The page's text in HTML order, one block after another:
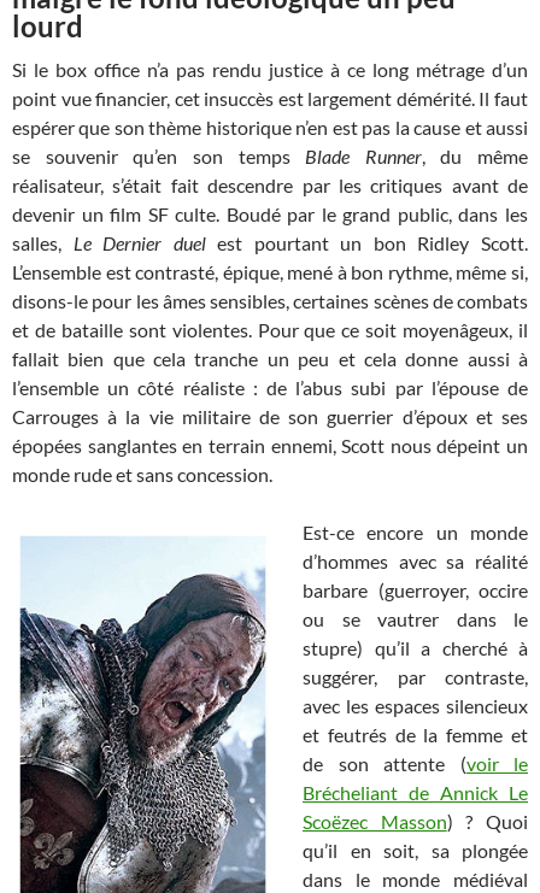
lourd
Si le box office n’a pas rendu justice à ce long métrage d’un
point vue financier, cet insuccès est largement démérité. Il faut
espérer que son thème historique n’en est pas la cause et aussi
se souvenir qu’en son temps Blade Runner, du même
réalisateur, s’était fait descendre par les critiques avant de
devenir un film SF culte. Boudé par le grand public, dans les
salles, Le Dernier duelest pourtant un bon Ridley Scott.
L’ensemble est contrasté, épique, mené à bon rythme, même si,
disons-le pour les âmes sensibles, certaines scènes de combats
et de bataille sont violentes. Pour que ce soit moyenâgeux, il
fallait bien que cela tranche un peu et cela donne aussi à
l’ensemble un côté réaliste : de l’abus subi par l’épouse de
Carrouges à la vie militaire de son guerrier d’époux et ses
épopées sanglantes en terrain ennemi, Scott nous dépeint un
monde rude et sans concession.
Est-ce encore un monde
d’hommes avec sa réalité
barbare (guerroyer, occire
ou se vautrer dans le
stupre) qu’il a cherché à
suggérer, par contraste,
avec les espaces silencieux
et feutrés de la femme et
de son attente (voir le
Brécheliant de Annick Le
Scoëzec Masson) ? Quoi
qu’il en soit, sa plongée
dans le monde médiéval